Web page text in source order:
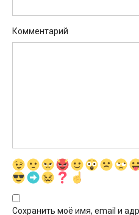
Комментарий
Сохранить моё имя, email и